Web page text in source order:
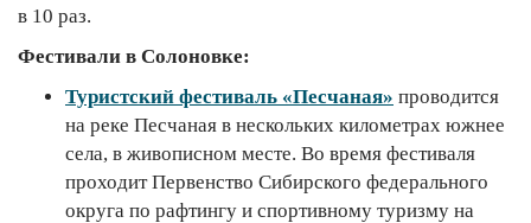
в 10 раз.
Фестивали в Солоновке:
Туристский фестиваль «Песчаная» проводится
на реке Песчаная в нескольких километрах южнее
села, в живописном месте. Во время фестиваля
проходит Первенство Сибирского федерального
округа по рафтингу и спортивному туризму на